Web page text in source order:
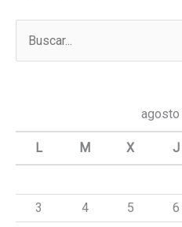
a
agosto
L M X J
3
4 5 6